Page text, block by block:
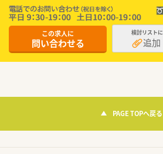
この求人に
問い合わせる
検討リストに
追加
PAGE TOPへ戻る